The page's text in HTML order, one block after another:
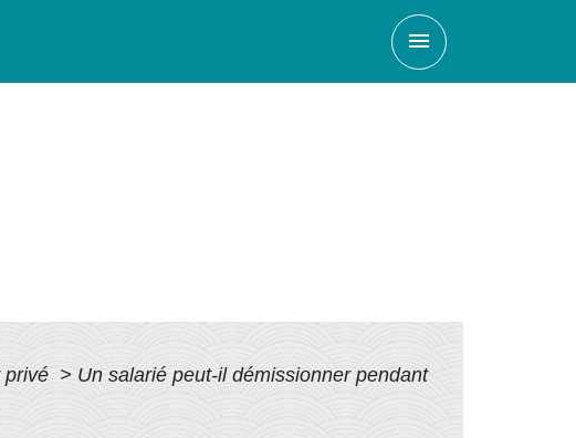
menu
privé > Un salarié peut-il démissionner pendant